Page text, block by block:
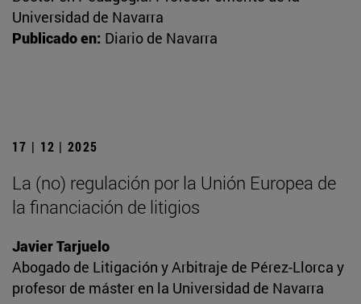
Universidad de Navarra
Publicado en: Diario de Navarra
17 | 12 | 2025
La (no) regulación por la Unión Europea de
la financiación de litigios
Javier Tarjuelo
Abogado de Litigación y Arbitraje de Pérez-Llorca y
profesor de máster en la Universidad de Navarra